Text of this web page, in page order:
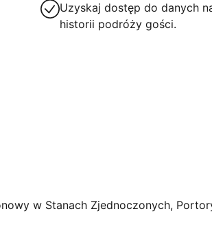
Uzyskaj dostęp do danych
historii podróży gości.
w Stanach Zjednoczonych,